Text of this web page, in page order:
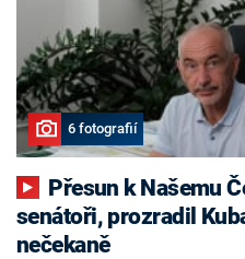
6 fotografií
senátoři, prozradil
nečekaně